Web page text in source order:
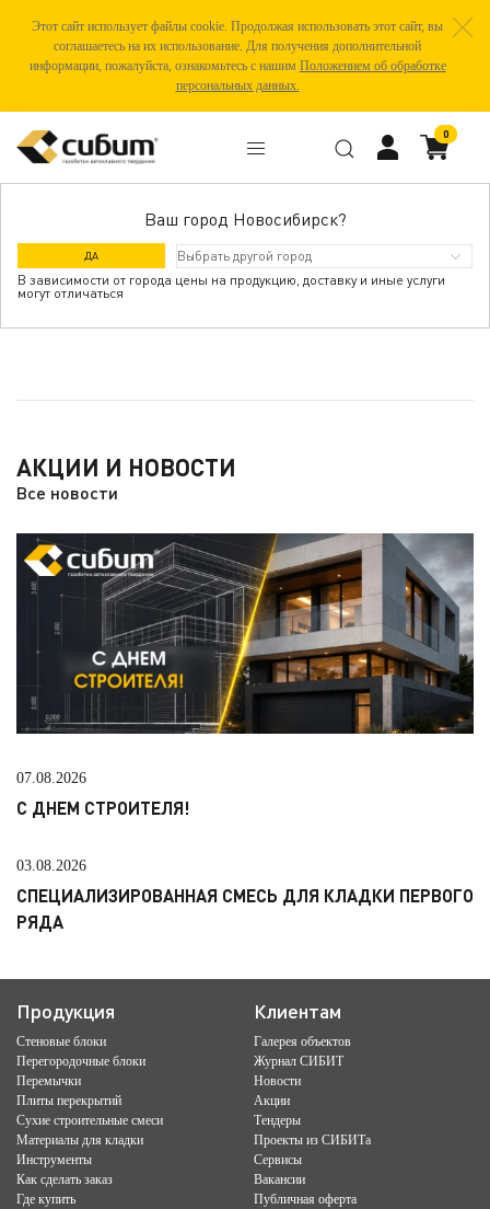
Этот сайт использует файлы cookie. Продолжая использовать этот сайт, вы
соглашаетесь на их использование. Для получения дополнительной
информации, пожалуйста, ознакомьтесь с нашим Положением об обработке
персональных данных.
Ваш город Новосибирск?
ДА
В зависимости от города цены на продукцию, доставку и иные услуги
могут отличаться
0
ЖАРКИЕ ЦЕНЫ
АКЦИИ И НОВОСТИ
Все новости
07.08.2026
С ДНЕМ СТРОИТЕЛЯ!
03.08.2026
СПЕЦИАЛИЗИРОВАННАЯ СМЕСЬ ДЛЯ КЛАДКИ ПЕРВОГО
РЯДА
Продукция
Стеновые блоки
Перегородочные блоки
Перемычки
Плиты перекрытий
Сухие строительные смеси
Материалы для кладки
Инструменты
Как сделать заказ
Где купить
Клиентам
Галерея объектов
Журнал СИБИТ
Новости
Акции
Тендеры
Проекты из СИБИТа
Сервисы
Вакансии
Публичная оферта